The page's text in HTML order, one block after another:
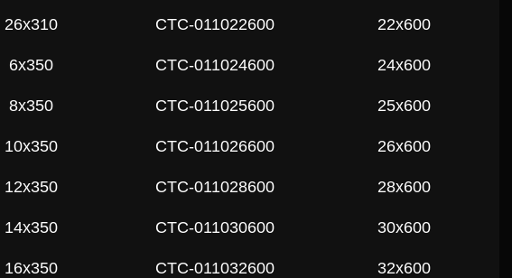
26x310 СTC-011022600 22x600
6x350 СTC-011024600 24x600
8x350 СTC-011025600 25x600
10x350 СTC-011026600 26x600
12x350 СTC-011028600 28x600
14x350 СTC-011030600 30x600
16x350 СTC-011032600 32x600